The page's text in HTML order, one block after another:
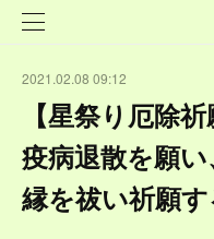
2021.02.08 09:12
【星祭り厄除
疫病退散を願
縁を祓い祈願す